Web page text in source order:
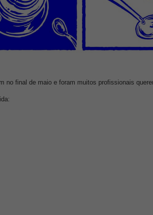
no final de maio e foram muitos profissionais